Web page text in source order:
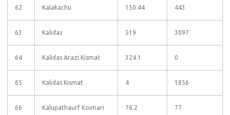
62 Kalakachu 150.44 443
63 Kalidas 519 3097
64 Kalidas Arazi Kismat 324.1 0
65 Kalidas Kismat 4 1856
66 Kalupathaurf Koimari 76.2 77